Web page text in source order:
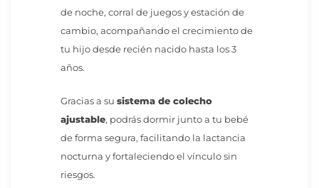
de noche, corral de juegos y estación de
cambio, acompañando el crecimiento de
tu hijo desde recién nacido hasta los 3
años.
Gracias a su sistema de colecho
ajustable, podrás dormir junto a tu bebé
de forma segura, facilitando la lactancia
nocturna y fortaleciendo el vínculo sin
riesgos.